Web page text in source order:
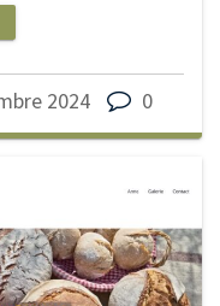
2024 0